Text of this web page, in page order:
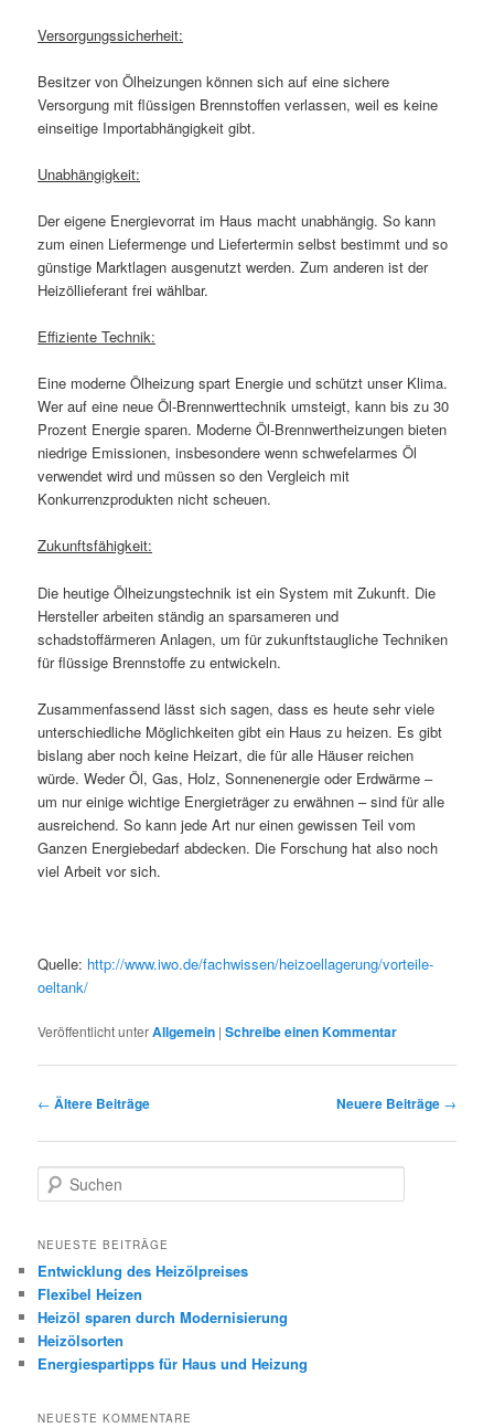
Versorgungssicherheit:
Besitzer von Ölheizungen können sich auf eine sichere
Versorgung mit flüssigen Brennstoffen verlassen, weil es keine
einseitige Importabhängigkeit gibt.
Unabhängigkeit:
Der eigene Energievorrat im Haus macht unabhängig. So kann
zum einen Liefermenge und Liefertermin selbst bestimmt und so
günstige Marktlagen ausgenutzt werden. Zum anderen ist der
Heizöllieferant frei wählbar.
Effiziente Technik:
Eine moderne Ölheizung spart Energie und schützt unser Klima.
Wer auf eine neue Öl-Brennwerttechnik umsteigt, kann bis zu 30
Prozent Energie sparen. Moderne Öl-Brennwertheizungen bieten
niedrige Emissionen, insbesondere wenn schwefelarmes Öl
verwendet wird und müssen so den Vergleich mit
Konkurrenzprodukten nicht scheuen.
Zukunftsfähigkeit:
Die heutige Ölheizungstechnik ist ein System mit Zukunft. Die
Hersteller arbeiten ständig an sparsameren und
schadstoffärmeren Anlagen, um für zukunftstaugliche Techniken
für flüssige Brennstoffe zu entwickeln.
Zusammenfassend lässt sich sagen, dass es heute sehr viele
unterschiedliche Möglichkeiten gibt ein Haus zu heizen. Es gibt
bislang aber noch keine Heizart, die für alle Häuser reichen
würde. Weder Öl, Gas, Holz, Sonnenenergie oder Erdwärme –
um nur einige wichtige Energieträger zu erwähnen – sind für alle
ausreichend. So kann jede Art nur einen gewissen Teil vom
Ganzen Energiebedarf abdecken. Die Forschung hat also noch
viel Arbeit vor sich.
Quelle: http://www.iwo.de/fachwissen/heizoellagerung/vorteile-
oeltank/
Veröffentlicht unterAllgemein |Schreibe einen Kommentar
Beitragsnavigation
← Ältere Beiträge Neuere Beiträge →
u
h
n
NEUESTE BEITRÄGE
Entwicklung des Heizölpreises
Flexibel Heizen
Heizöl sparen durch Modernisierung
Heizölsorten
Energiespartipps für Haus und Heizung
NEUESTE KOMMENTARE